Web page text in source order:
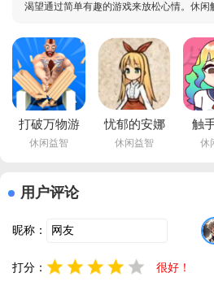
渴望通过简单有趣的游戏来放松心情。休
除类到创意的模拟经营，总有一款能打动
支持好友联机，可以随时邀请伙伴们一起分
打破万物游
戏安卓版
Sun)v1.27
休闲益智
忧郁的安娜
游戏安卓(忧
休闲益智
触
下休
用户评论
昵称：
打分： 很好！